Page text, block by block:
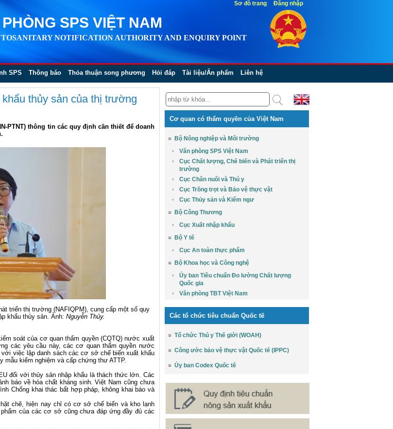
SPS VIỆT NAM
NOTIFICATION AUTHORITY AND ENQUIRY POINT
SPS Thông báo Thỏa thuận song phương Hỏi đáp Tài liệu/Ấn phẩm Liên hệ
thủy sản của thị trường
PTNT) thông tin các quy định cần thiết để doanh
triển thị trường (NAFIQPM), cung cấp một số quy
khẩu thủy sản. Ảnh: Nguyễn Thủy.
soát của cơ quan thẩm quyền (CQTQ) nước xuất
các yêu cầu này, các cơ quan thẩm quyền nước
việc lập danh sách các cơ sở chế biến xuất khẩu
mẫu kiểm nghiệm và cấp chứng thư ATTP.
đối với thủy sản nhập khẩu là thách thức lớn. Các
báo về hóa chất kháng sinh. Việt Nam cũng chưa
Chống khai thác bất hợp pháp, không khai báo và
chẽ, hiện nay chỉ có cơ sở chế biến và kho lạnh
của các cơ sở cũng chưa đáp ứng đầy đủ các
Cơ quan có thẩm quyền của Việt Nam
Bộ Nông nghiệp và Môi trường
Văn phòng SPS Việt Nam
Cục Chất lượng, Chế biến và Phát triển thị
trường
Cục Chăn nuôi và Thú y
Cục Trồng trọt và Bảo vệ thực vật
Cục Thủy sản và Kiểm ngư
Bộ Công Thương
Cục Xuất nhập khẩu
Bộ Y tế
Cục An toàn thực phẩm
Bộ Khoa học và Công nghệ
Ủy ban Tiêu chuẩn Đo lường Chất lượng
Quốc gia
Văn phòng TBT Việt Nam
Các tổ chức tiêu chuẩn Quốc tế
Tổ chức Thú y Thế giới (WOAH)
Công ước bảo vệ thực vật Quốc tế (IPPC)
Ủy ban Codex Quốc tế
Sơ đồ trang Đăng nhập